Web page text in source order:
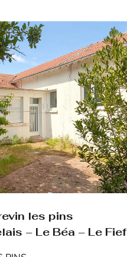
les pins
– Le Béa – Le Fief